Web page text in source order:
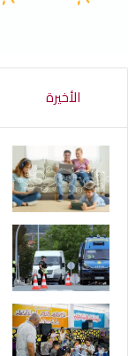
الأخيرة